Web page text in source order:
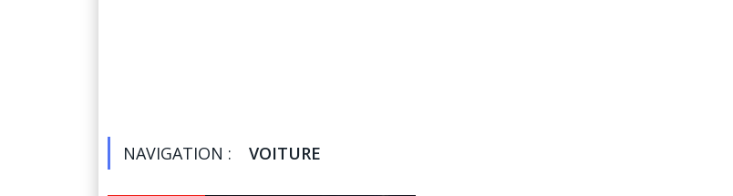
NAVIGATION : VOITURE